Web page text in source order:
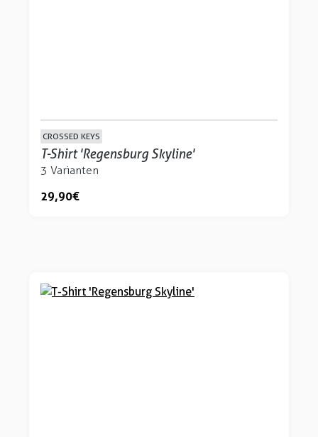
CROSSED KEYS
T-Shirt 'Regensburg Skyline'
3 Varianten
29,90 €